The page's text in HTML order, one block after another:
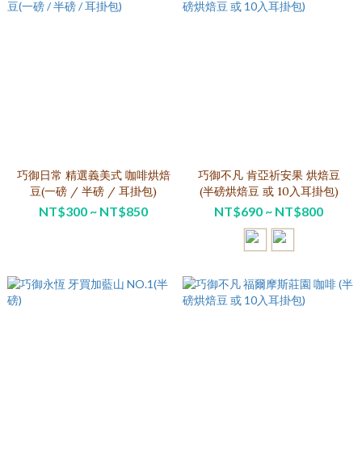
巧御日常 精選義美式 咖啡烘焙
豆(一磅 / 半磅 / 耳掛包)
NT$300 ~ NT$850
巧御不凡 肯亞祈安果 烘焙豆
(半磅烘焙豆 或 10入耳掛包)
NT$690 ~ NT$800